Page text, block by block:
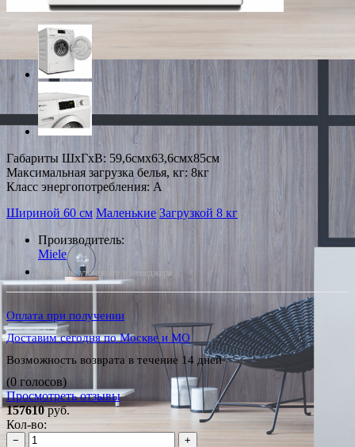
Габариты ШxГxВ: 59,6смx63,6смx85см
Максимальная загрузка белья, кг: 8кг
Класс энергопотребления: A
Шириной 60 см Маленькие Загрузкой 8 кг
Производитель:
Miele
*Наличие уточняйте у менеджера
Оплата при получении
Доставим сегодня по Москве и МО
Возможность возврата в течение 14 дней
(0 голосов)
Просмотреть отзывы
157610руб.
Кол-во:
−
+